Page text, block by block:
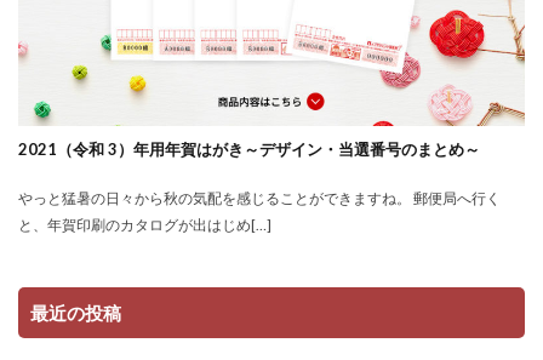
2021（令和 3）年用年賀はがき～デザイン・当選番号のまとめ～
やっと猛暑の日々から秋の気配を感じることができますね。 郵便局へ行く
と、年賀印刷のカタログが出はじめ[…]
最近の投稿